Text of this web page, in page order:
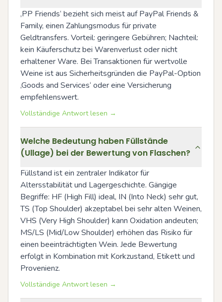
‚PP Friends‘ bezieht sich meist auf PayPal Friends &
Family, einen Zahlungsmodus für private
Geldtransfers. Vorteil: geringere Gebühren; Nachteil:
kein Käuferschutz bei Warenverlust oder nicht
erhaltener Ware. Bei Transaktionen für wertvolle
Weine ist aus Sicherheitsgründen die PayPal-Option
‚Goods and Services‘ oder eine Versicherung
empfehlenswert.
Vollständige Antwort lesen →
Welche Bedeutung haben Füllstände
(Ullage) bei der Bewertung von Flaschen?
Füllstand ist ein zentraler Indikator für
Altersstabilität und Lagergeschichte. Gängige
Begriffe: HF (High Fill) ideal, IN (Into Neck) sehr gut,
TS (Top Shoulder) akzeptabel bei sehr alten Weinen,
VHS (Very High Shoulder) kann Oxidation andeuten;
MS/LS (Mid/Low Shoulder) erhöhen das Risiko für
einen beeinträchtigten Wein. Jede Bewertung
erfolgt in Kombination mit Korkzustand, Etikett und
Provenienz.
Vollständige Antwort lesen →